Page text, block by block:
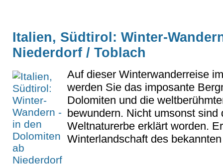
Italien, Südtirol: Winter-
Niederdorf / Toblach
Auf dieser Winterwanderreise
werden Sie das imposante
Dolomiten und die
bewundern. Nicht umsonst
Weltnaturerbe erklärt worden.
Winterlandschaft des